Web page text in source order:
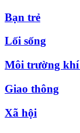
Bạn trẻ
Lối sống
Môi trường khí
Giao thông
Xã hội